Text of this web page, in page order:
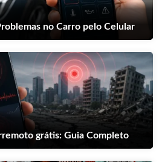
no Carro pelo Celular
grátis: Guia Completo